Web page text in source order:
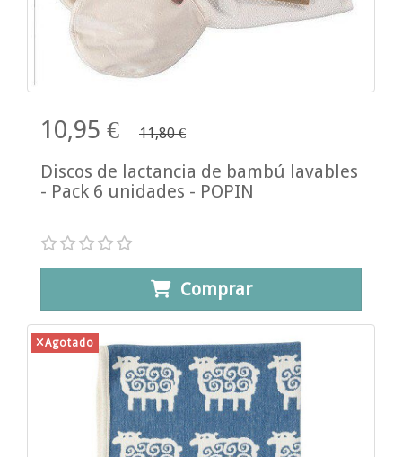
10,95 € 11,80 €
Discos de lactancia de bambú lavables
- Pack 6 unidades - POPIN
Comprar
Agotado